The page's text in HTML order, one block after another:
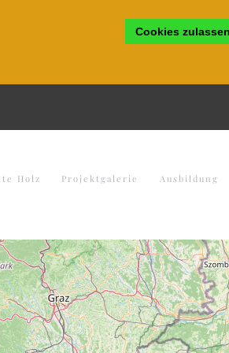
Cookies zulassen
Holz Projektgalerie Ausbildung